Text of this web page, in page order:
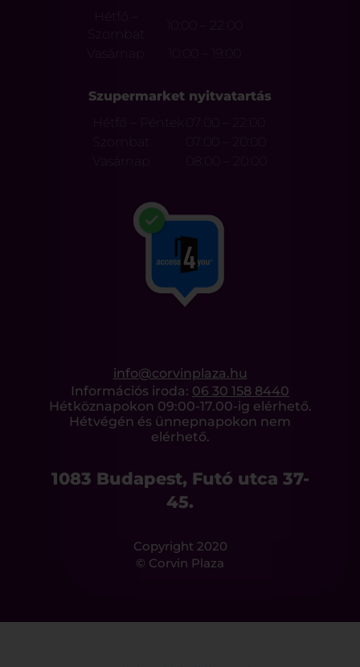
Hétfő –
Szombat
10:00 – 22:00
Vasárnap
Szupermarket nyitvatartás
Hétfő – Péntek
07:00 – 22:00
Szombat
07:00 – 20:00
Vasárnap
08:00 – 20:00
info@corvinplaza.hu
Információs iroda: 06 30 158 8440
Hétköznapokon 09:00-17.00-ig elérhető.
Hétvégén és ünnepnapokon nem
elérhető.
1083 Budapest, Futó utca 37-
45.
Copyright 2020
© Corvin Plaza